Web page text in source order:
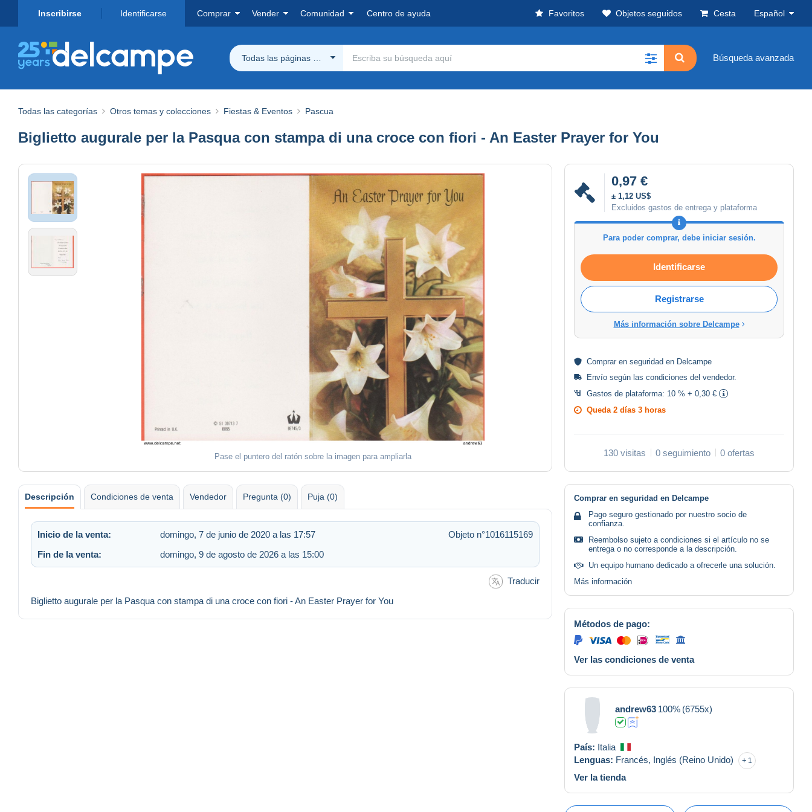
Inscribirse Identificarse Comprar Vender Comunidad Centro de ayuda Favoritos Objetos seguidos Cesta Español
Todas las páginas Delcampe Búsqueda avanzada
Todas las categorías Otros temas y colecciones Fiestas & Eventos Pascua
Biglietto augurale per la Pasqua con stampa di una croce con fiori - An Easter Prayer for You
Pase el puntero del ratón sobre la imagen para ampliarla
0,97 €
± 1,12 US$
Excluidos gastos de entrega y plataforma
Para poder comprar, debe iniciar sesión.
Identificarse
Registrarse
Más información sobre Delcampe
Comprar en seguridad en Delcampe
Envío según las condiciones del vendedor.
Gastos de plataforma: 10 % + 0,30 €
Queda 2 días 3 horas
130 visitas 0 seguimiento 0 ofertas
Descripción Condiciones de venta Vendedor Pregunta (0) Puja (0)
Inicio de la venta: domingo, 7 de junio de 2020 a las 17:57
Objeto n°1016115169
Fin de la venta:
domingo, 9 de agosto de 2026 a las 15:00
Traducir
Biglietto augurale per la Pasqua con stampa di una croce con fiori - An Easter Prayer for You
Comprar en seguridad en Delcampe
Pago seguro gestionado por nuestro socio de
confianza.
Reembolso sujeto a condiciones si el artículo no se
entrega o no corresponde a la descripción.
Un equipo humano dedicado a ofrecerle una solución.
Más información
Métodos de pago:
Ver las condiciones de venta
andrew63 100% (6755x)
País: Italia
Lenguas: Francés, Inglés (Reino Unido) 1
Ver la tienda